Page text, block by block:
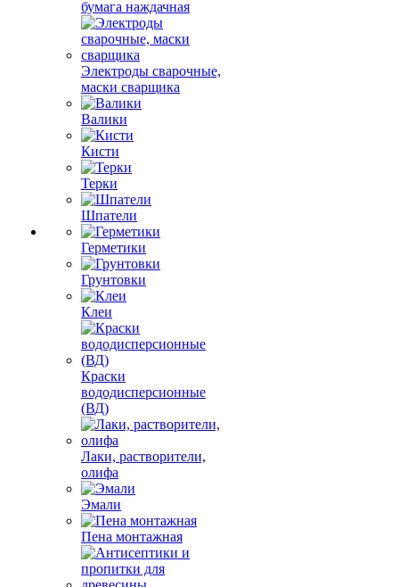
бумага наждачная
Электроды сварочные,
маски сварщика
Валики
Кисти
Терки
Шпатели
Герметики
Грунтовки
Клеи
Краски
вододисперсионные
(ВД)
Лаки, растворители,
олифа
Эмали
Пена монтажная